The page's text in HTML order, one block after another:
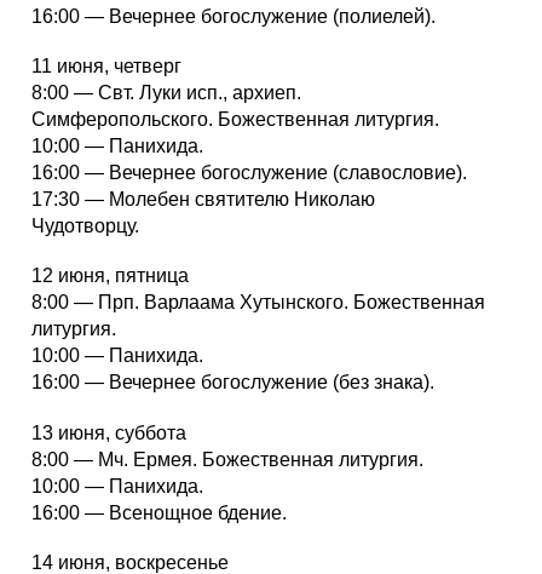
16:00 — Вечернее богослужение (полиелей).
11 июня, четверг
8:00 — Свт. Луки исп., архиеп.
Симферопольского. Божественная литургия.
10:00 — Панихида.
16:00 — Вечернее богослужение (славословие).
17:30 — Молебен святителю Николаю
Чудотворцу.
12 июня, пятница
8:00 — Прп. Варлаама Хутынского. Божественная
литургия.
10:00 — Панихида.
16:00 — Вечернее богослужение (без знака).
13 июня, суббота
8:00 — Мч. Ермея. Божественная литургия.
10:00 — Панихида.
16:00 — Всенощное бдение.
14 июня, воскресенье